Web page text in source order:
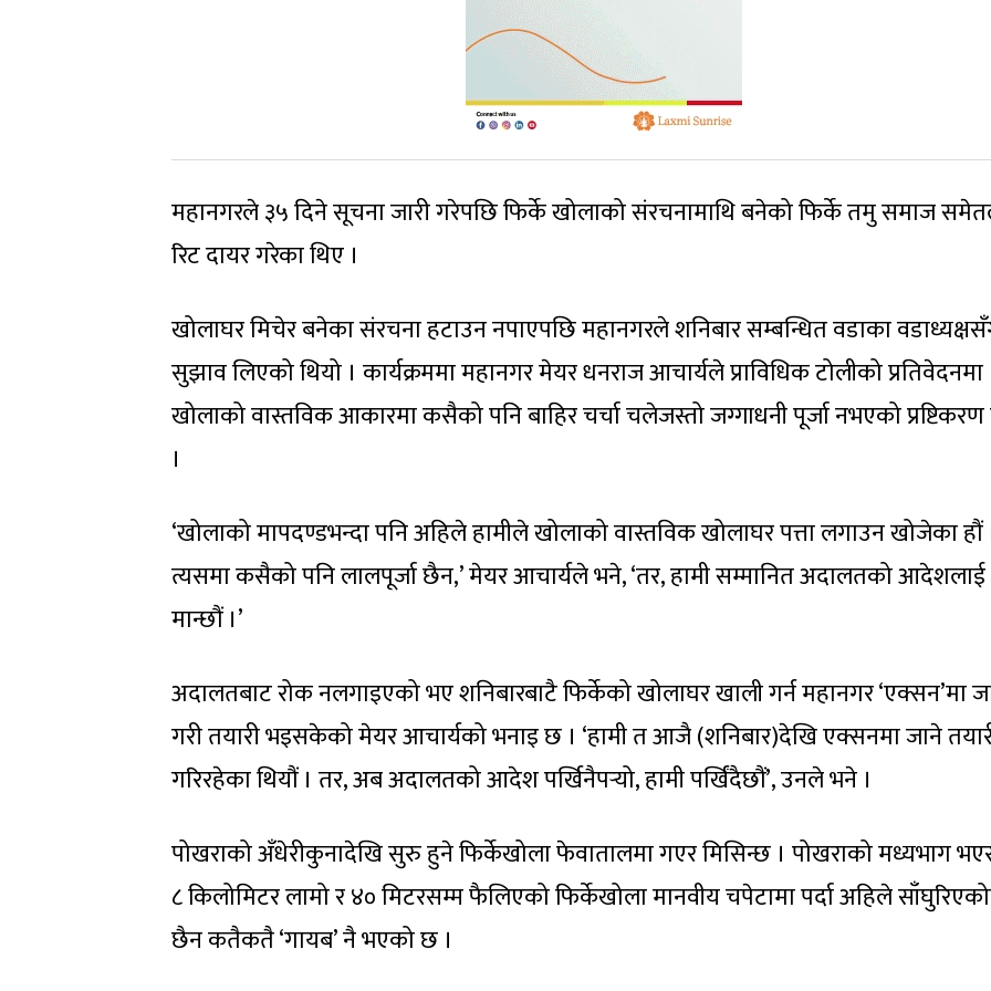
महानगरले ३५ दिने सूचना जारी गरेपछि फिर्के खोलाको संरचनामाथि बनेको फिर्के तमु समाज
रिट दायर गरेका थिए ।
खोलाघर मिचेर बनेका संरचना हटाउन नपाएपछि महानगरले शनिबार सम्बन्धित वडाका
सुझाव लिएको थियो । कार्यक्रममा महानगर मेयर धनराज आचार्यले प्राविधिक टोलीको प्रतिवेदनमा
खोलाको वास्तविक आकारमा कसैको पनि बाहिर चर्चा चलेजस्तो जग्गाधनी पूर्जा नभएको प्रष्टिकरण
।
‘खोलाको मापदण्डभन्दा पनि अहिले हामीले खोलाको वास्तविक खोलाघर पत्ता लगाउन खोजेका हौं
त्यसमा कसैको पनि लालपूर्जा छैन,’ मेयर आचार्यले भने, ‘तर, हामी सम्मानित अदालतको आदेशलाई
मान्छौं ।’
अदालतबाट रोक नलगाइएको भए शनिबारबाटै फिर्केको खोलाघर खाली गर्न महानगर ‘एक्सन’मा
गरी तयारी भइसकेको मेयर आचार्यको भनाइ छ । ‘हामी त आजै (शनिबार)देखि एक्सनमा जाने
गरिरहेका थियौं । तर, अब अदालतको आदेश पर्खिनैपर्‍यो, हामी पर्खिंदैछौं’, उनले भने ।
पोखराको अँधेरीकुनादेखि सुरु हुने फिर्केखोला फेवातालमा गएर मिसिन्छ । पोखराको मध्यभाग
८ किलोमिटर लामो र ४० मिटरसम्म फैलिएको फिर्केखोला मानवीय चपेटामा पर्दा अहिले
छैन कतैकतै ‘गायब’ नै भएको छ ।